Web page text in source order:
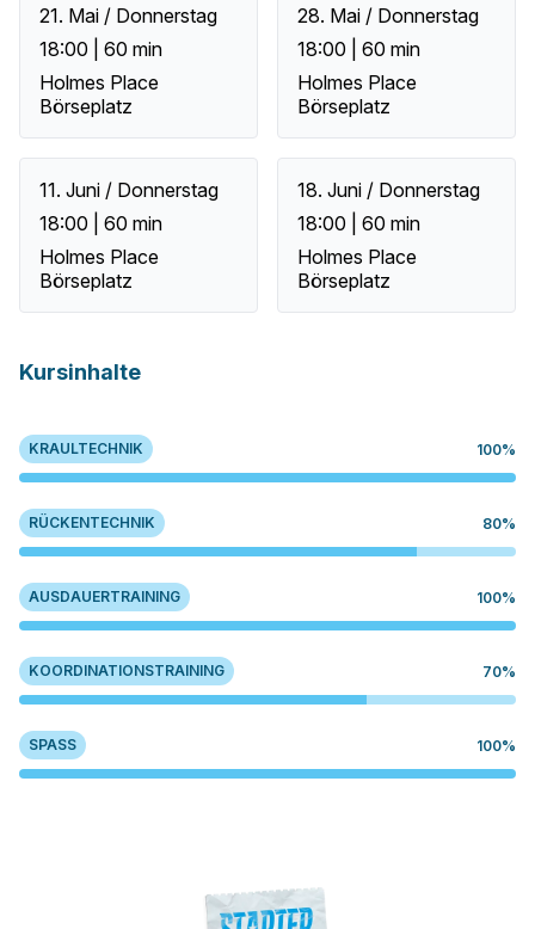
21. Mai / Donnerstag
18:00 | 60 min
Holmes Place
Börseplatz
28. Mai / Donnerstag
18:00 | 60 min
Holmes Place
Börseplatz
11. Juni / Donnerstag
18:00 | 60 min
Holmes Place
Börseplatz
18. Juni / Donnerstag
18:00 | 60 min
Holmes Place
Börseplatz
Kursinhalte
KRAULTECHNIK 100%
RÜCKENTECHNIK 80%
AUSDAUERTRAINING 100%
KOORDINATIONSTRAINING 70%
SPASS 100%